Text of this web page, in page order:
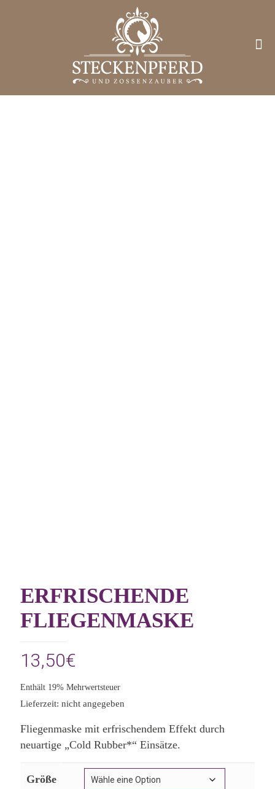
ERFRISCHENDE
FLIEGENMASKE
13,50€
Enthält 19% Mehrwertsteuer
Lieferzeit: nicht angegeben
Fliegenmaske mit erfrischendem Effekt durch
neuartige „Cold Rubber*“ Einsätze.
Größe